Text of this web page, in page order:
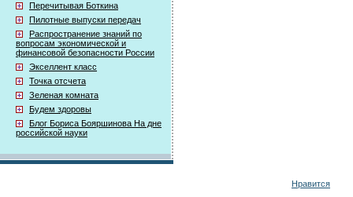
Перечитывая Боткина
Пилотные выпуски передач
Распространение знаний по
вопросам экономической и
финансовой безопасности России
Экселлент класс
Точка отсчета
Зеленая комната
Будем здоровы
Блог Бориса Бояршинова На дне
российской науки
Нравится